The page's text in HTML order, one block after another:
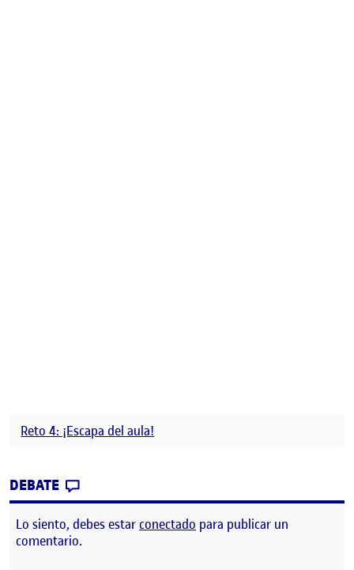
Reto 4: ¡Escapa del aula!
DEBATE
Lo siento, debes estarconectado para publicar un
comentario.